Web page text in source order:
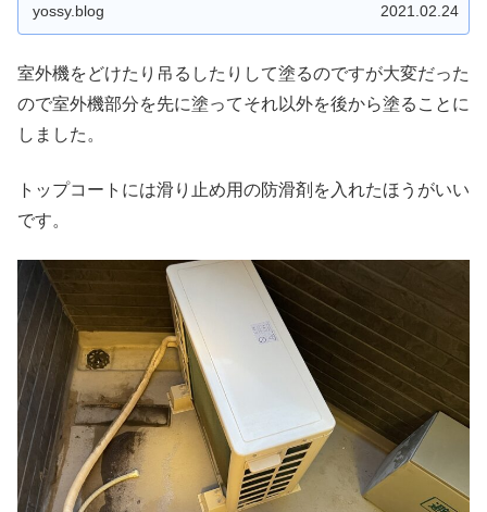
yossy.blog 2021.02.24
室外機をどけたり吊るしたりして塗るのですが大変だった
ので室外機部分を先に塗ってそれ以外を後から塗ることに
しました。
トップコートには滑り止め用の防滑剤を入れたほうがいい
です。